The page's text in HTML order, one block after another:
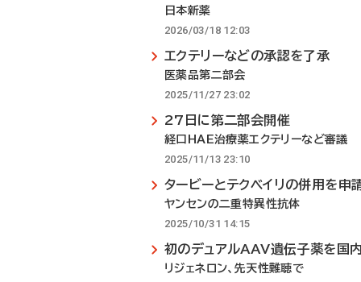
日本新薬
2026/03/18 12:03
エクテリーなどの承認を了承
医薬品第二部会
2025/11/27 23:02
27日に第二部会開催
経口HAE治療薬エクテリーなど審議
2025/11/13 23:10
タービーとテクベイリの併用を申
ヤンセンの二重特異性抗体
2025/10/31 14:15
初のデュアルAAV遺伝子薬を国
リジェネロン、先天性難聴で